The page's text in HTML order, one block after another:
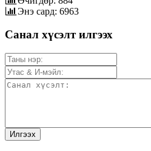
Энэ сард: 6963
Санал хүсэлт илгээх